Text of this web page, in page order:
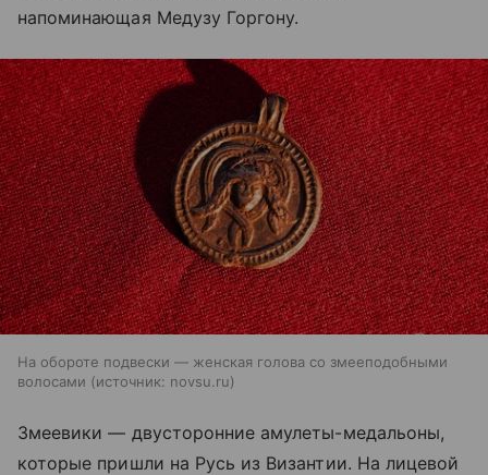
напоминающая Медузу Горгону.
На обороте подвески — женская голова со змееподобными
волосами
источник: novsu.ru
Змеевики — двусторонние амулеты-медальоны,
которые пришли на Русь из Византии. На лицевой